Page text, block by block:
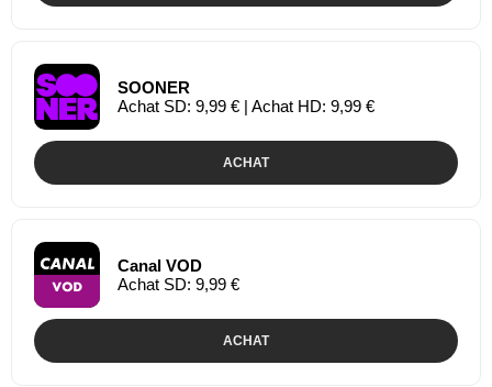
SOONER
Achat SD: 9,99 € | Achat HD: 9,99 €
ACHAT
Canal VOD
Achat SD: 9,99 €
ACHAT